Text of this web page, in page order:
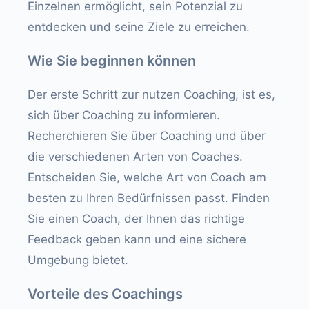
Einzelnen ermöglicht, sein Potenzial zu
entdecken und seine Ziele zu erreichen.
Wie Sie beginnen können
Der erste Schritt zur nutzen Coaching, ist es,
sich über Coaching zu informieren.
Recherchieren Sie über Coaching und über
die verschiedenen Arten von Coaches.
Entscheiden Sie, welche Art von Coach am
besten zu Ihren Bedürfnissen passt. Finden
Sie einen Coach, der Ihnen das richtige
Feedback geben kann und eine sichere
Umgebung bietet.
Vorteile des Coachings